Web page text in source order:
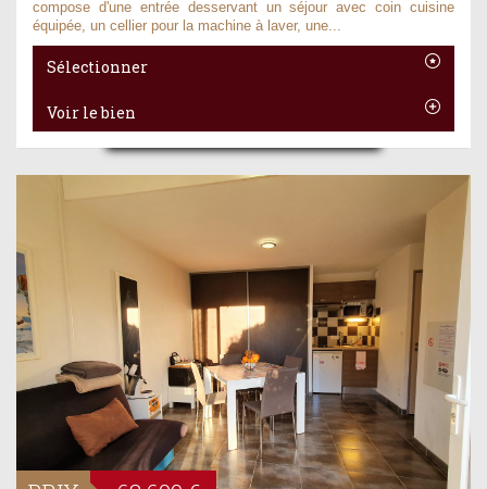
compose d'une entrée desservant un séjour avec coin cuisine
équipée, un cellier pour la machine à laver, une...
Sélectionner
Voir le bien